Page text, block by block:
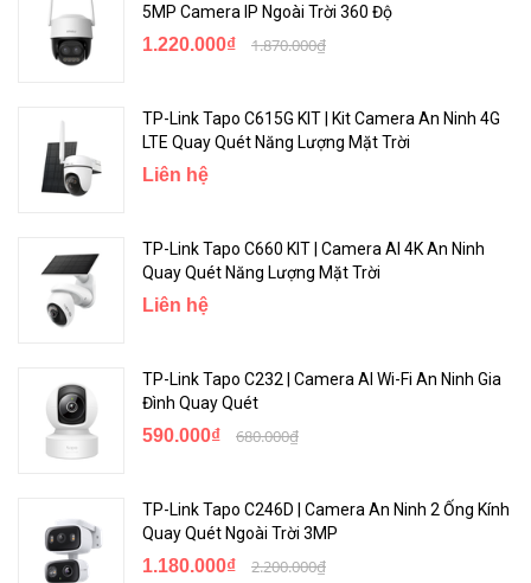
5MP Camera IP Ngoài Trời 360 Độ
1.220.000₫ 1.870.000₫
TP-Link Tapo C615G KIT | Kit Camera An Ninh 4G
LTE Quay Quét Năng Lượng Mặt Trời
Liên hệ
TP-Link Tapo C660 KIT | Camera AI 4K An Ninh
Quay Quét Năng Lượng Mặt Trời
Liên hệ
TP-Link Tapo C232 | Camera AI Wi-Fi An Ninh Gia
Đình Quay Quét
590.000₫ 680.000₫
TP-Link Tapo C246D | Camera An Ninh 2 Ống Kính
Quay Quét Ngoài Trời 3MP
1.180.000₫ 2.200.000₫